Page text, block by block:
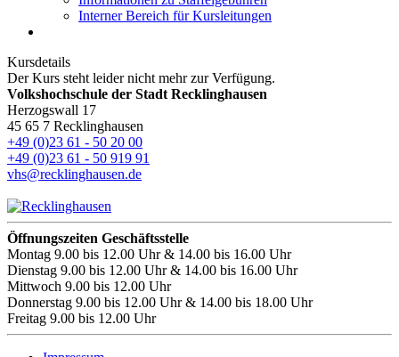
Interner Bereich für Kursleitungen
Kursdetails
Der Kurs steht leider nicht mehr zur Verfügung.
Volkshochschule der Stadt Recklinghausen
Herzogswall 17
45 65 7 Recklinghausen
+49 (0)23 61 - 50 20 00
+49 (0)23 61 - 50 919 91
vhs@recklinghausen.de
Öffnungszeiten Geschäftsstelle
Montag 9.00 bis 12.00 Uhr & 14.00 bis 16.00 Uhr
Dienstag 9.00 bis 12.00 Uhr & 14.00 bis 16.00 Uhr
Mittwoch 9.00 bis 12.00 Uhr
Donnerstag 9.00 bis 12.00 Uhr & 14.00 bis 18.00 Uhr
Freitag 9.00 bis 12.00 Uhr